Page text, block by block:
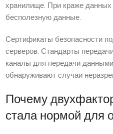
хранилище. При краже
бесполезную данные.
Сертификаты безопасности
серверов. Стандарты
каналы для передачи
обнаруживают случаи
Почему
стала нормой для